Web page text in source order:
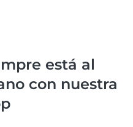
está al
con nuestra